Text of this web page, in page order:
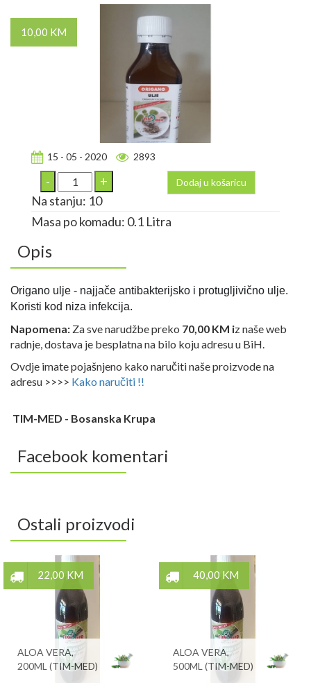
10,00 KM
15 - 05 - 2020 2893
Dodaj u košaricu
Na stanju: 10
Masa po komadu: 0.1 Litra
Opis
Origano ulje - najjače antibakterijsko i protugljivično ulje.
Koristi kod niza infekcija.
Napomena: Za sve narudžbe preko 70,00 KM iz naše web
radnje, dostava je besplatna na bilo koju adresu u BiH.
Ovdje imate pojašnjeno kako naručiti naše proizvode na
adresu >>>> Kako naručiti !!
TIM-MED - Bosanska Krupa
Facebook komentari
Ostali proizvodi
22,00 KM
ALOA VERA,
200ML (TIM-MED)
40,00 KM
ALOA VERA,
500ML (TIM-MED)